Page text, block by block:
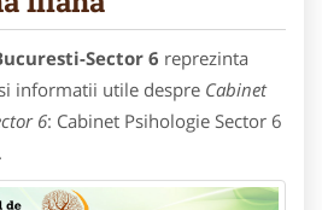
Sector 6 reprezinta
informatii utile despre Cabinet
6: Cabinet Psihologie Sector 6